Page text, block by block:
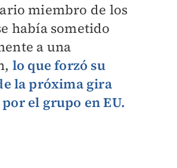
miembro de los
había sometido
a una
lo que forzó su
la próxima gira
el grupo en EU.